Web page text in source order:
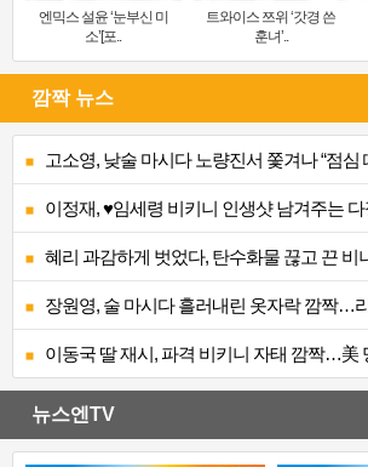
엔믹스 설윤 ‘눈부신 미
소’[포..
트와이스 쯔위 ‘갓경 쓴
훈녀’..
깜짝 뉴스
고소영, 낮술 마시다 노량진서 쫓겨나 “점심
이정재, ♥임세령 비키니 인생샷 남겨주는
혜리 과감하게 벗었다, 탄수화물 끊고 끈 비
장원영, 술 마시다 흘러내린 옷자락 깜짝…
이동국 딸 재시, 파격 비키니 자태 깜짝…美
뉴스엔TV